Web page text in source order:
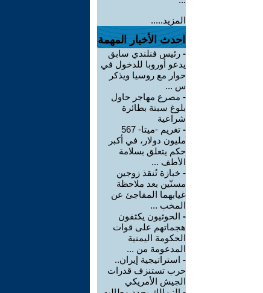
المزيد.....
احدث الأخبار المهمة
- رئيس فنلندي سابق
يدعو أوروبا للدخول في
حوار مع روسيا ويذكر
س ...
- مصرع مهاجر حاول
بلوغ سبتة بطائرة
شراعية
-
تغريم -ميتا- 567
مليون دولار، في أكبر
حكم يتعلق بسلامة
الأطف ...
- خبازة تُنقذ زوجين
مسنّين بعد ملاحظة
غيابهما المفاجئ عن
المخب ...
- الحوثيون يكثفون
هجماتهم على قوات
الحكومة اليمنية
المدعومة من ...
- استراتيجية إيران..
حرب تستنزف قدرات
الجيش الأمريكي